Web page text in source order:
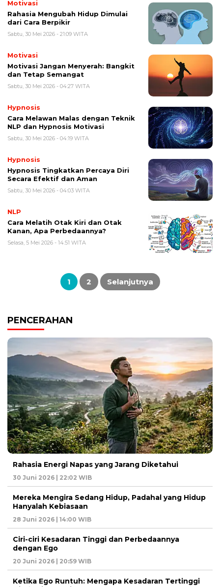
Motivasi
Rahasia Mengubah Hidup Dimulai
dari Cara Berpikir
Sabtu, 30 Mei 2026 - 21:09 WITA
Motivasi
Motivasi Jangan Menyerah: Bangkit
dan Tetap Semangat
Sabtu, 30 Mei 2026 - 04:27 WITA
Hypnosis
Cara Melawan Malas dengan Teknik
NLP dan Hypnosis Motivasi
Sabtu, 30 Mei 2026 - 04:19 WITA
Hypnosis
Hypnosis Tingkatkan Percaya Diri
Secara Efektif dan Aman
Sabtu, 30 Mei 2026 - 04:03 WITA
NLP
Cara Melatih Otak Kiri dan Otak
Kanan, Apa Perbedaannya?
Selasa, 5 Mei 2026 - 14:51 WITA
Paginasi
1 2 Selanjutnya
PENCERAHAN
Rahasia Energi Napas yang Jarang Diketahui
30 Juni 2026 | 22:02 WIB
Mereka Mengira Sedang Hidup, Padahal yang Hidup
Hanyalah Kebiasaan
28 Juni 2026 | 14:00 WIB
Ciri-ciri Kesadaran Tinggi dan Perbedaannya
dengan Ego
20 Juni 2026 | 20:59 WIB
Ketika Ego Runtuh: Mengapa Kesadaran Tertinggi